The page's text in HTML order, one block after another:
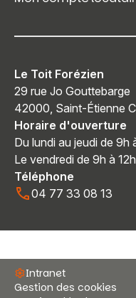
Le Toit Forézien
29 rue Jo Gouttebarge
42000, Saint-Étienne
Horaire d'ouverture
Du lundi au jeudi de 9h
Le vendredi de 9h à 12h
Téléphone
04 77 33 08 13
Intranet
Gestion des cookies